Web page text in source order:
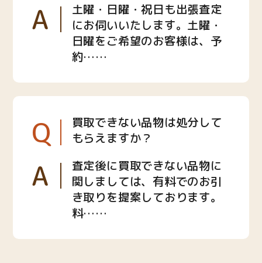
A
土曜・日曜・祝日も出張査定
にお伺いいたします。土曜・
日曜をご希望のお客様は、予
約……
Q
買取できない品物は処分して
もらえますか？
A
査定後に買取できない品物に
関しましては、有料でのお引
き取りを提案しております。
料……